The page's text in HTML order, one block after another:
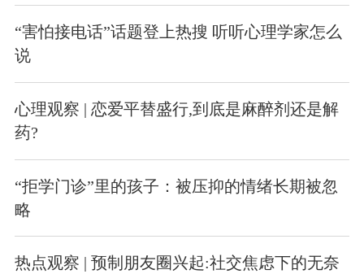
“害怕接电话”话题登上热搜 听听心理学家怎么
说
心理观察 | 恋爱平替盛行,到底是麻醉剂还是解
药?
“拒学门诊”里的孩子：被压抑的情绪长期被忽
略
热点观察 | 预制朋友圈兴起:社交焦虑下的无奈